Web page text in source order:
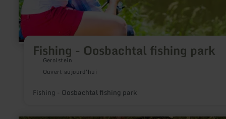
Fishing - Oosbachtal fishing park
Gerolstein
Ouvert aujourd'hui
Fishing - Oosbachtal fishing park